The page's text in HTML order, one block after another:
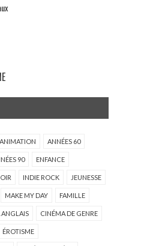
ANIMATION ANNÉES 60
90 ENFANCE
INDIE ROCK JEUNESSE
MAKE MY DAY FAMILLE
CINÉMA DE GENRE
ÉROTISME